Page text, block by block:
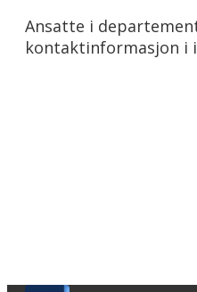
Ansatte i
kontaktinformasjon i